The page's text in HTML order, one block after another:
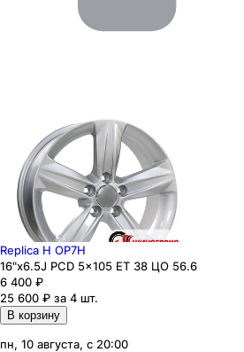
Replica H OP7H
16"x6.5J PCD 5x105 ЕТ 38 ЦО 56.6
6 400 ₽
25 600 ₽ за 4 шт.
В корзину
пн, 10 августа, с 20:00